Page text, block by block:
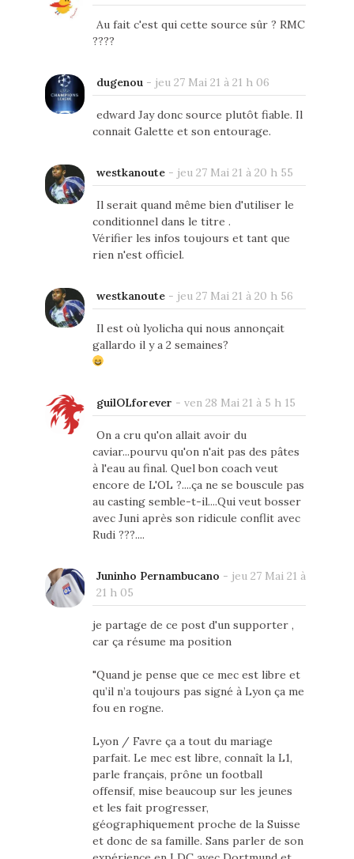
Au fait c'est qui cette source sûr ? RMC
????
dugenou - jeu 27 Mai 21 à 21 h 06
edward Jay donc source plutôt fiable. Il
connait Galette et son entourage.
westkanoute- jeu 27 Mai 21 à 20 h 55
Il serait quand même bien d'utiliser le
conditionnel dans le titre .
Vérifier les infos toujours et tant que
rien n'est officiel.
westkanoute- jeu 27 Mai 21 à 20 h 56
Il est où lyolicha qui nous annonçait
gallardo il y a 2 semaines?
guilOLforever - ven 28 Mai 21 à 5 h 15
On a cru qu'on allait avoir du
caviar...pourvu qu'on n'ait pas des pâtes
à l'eau au final. Quel bon coach veut
encore de L'OL ?....ça ne se bouscule pas
au casting semble-t-il....Qui veut bosser
avec Juni après son ridicule conflit avec
Rudi ???....
Juninho Pernambucano - jeu 27 Mai 21 à
21 h 05
je partage de ce post d'un supporter ,
car ça résume ma position
"Quand je pense que ce mec est libre et
qu’il n’a toujours pas signé à Lyon ça me
fou en rogne.
Lyon / Favre ça a tout du mariage
parfait. Le mec est libre, connaît la L1,
parle français, prône un football
offensif, mise beaucoup sur les jeunes
et les fait progresser,
géographiquement proche de la Suisse
et donc de sa famille. Sans parler de son